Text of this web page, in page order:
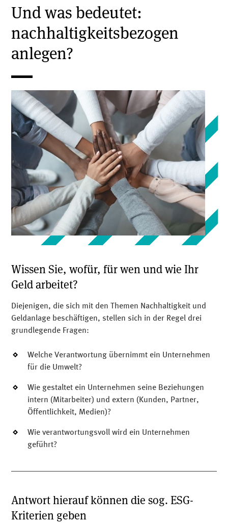
Und was bedeutet:
nachhaltigkeitsbezogen
anlegen?
Wissen Sie, wofür, für wen und wie Ihr
Geld arbeitet?
Diejenigen, die sich mit den Themen Nachhaltigkeit und
Geldanlage beschäftigen, stellen sich in der Regel drei
grundlegende Fragen:
Welche Verantwortung übernimmt ein Unternehmen
für die Umwelt?
Wie gestaltet ein Unternehmen seine Beziehungen
intern (Mitarbeiter) und extern (Kunden, Partner,
Öffentlichkeit, Medien)?
Wie verantwortungsvoll wird ein Unternehmen
geführt?
Antwort hierauf können die sog. ESG-
Kriterien geben